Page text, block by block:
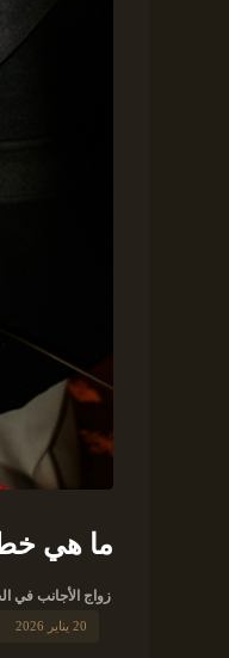
ما هي
زواج الأجانب في
20 يناير 2026